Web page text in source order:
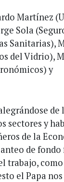
Martínez
Sola
Sanitarias),
del Vidrio),
y
de
sectores y
de la
de fondo
trabajo, como
el Papa nos